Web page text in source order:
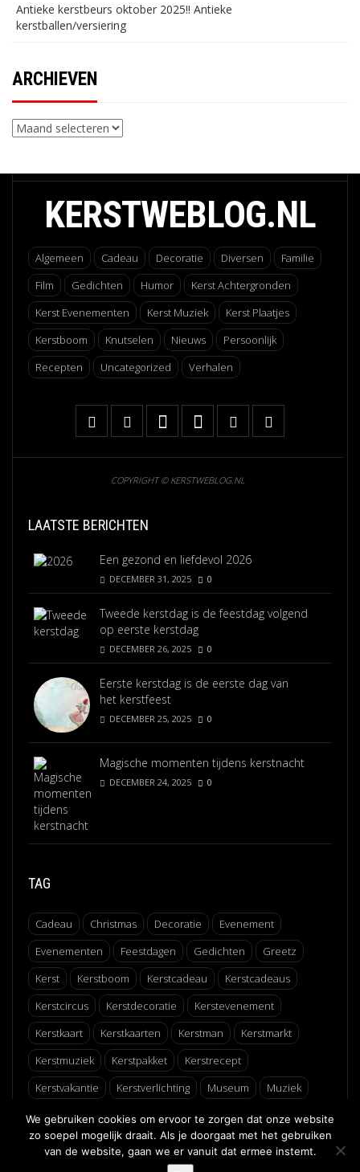
Antieke kerstbeurs oktober 2025!! Antieke
kerstballen/versiering
ARCHIEVEN
Archieven
KERSTWEBLOG.NL
Algemeen Cadeau Decoratie Diversen
Familie
Film
Gedichten Humor
Kerst Achtergronden
Kerst Evenementen
Kerst Muziek
Kerst Plaatjes
Kerstboom
Knutselen Nieuws
Persoonlijk
Recepten
Uncategorized Verhalen
COPYRIGHT © KERSTWEBLOG.NL
LAATSTE BERICHTEN
Een gezond en liefdevol 2026
DECEMBER 31, 2025 0
Tweede kerstdag is de feestdag volgend
op eerste kerstdag
DECEMBER 26, 2025 0
Eerste kerstdag is de eerste dag van
het kerstfeest
DECEMBER 25, 2025 0
Magische momenten tijdens kerstnacht
DECEMBER 24, 2025 0
TAG
Cadeau Christmas Decoratie
Evenement
Evenementen
Feestdagen Gedichten
Greetz
Kerst
Kerstboom Kerstcadeau
Kerstcadeaus
Kerstcircus
Kerstdecoratie
Kerstevenement
Kerstkaart
Kerstkaarten Kerstman
Kerstmarkt
Kerstmuziek
Kerstpakket
Kerstrecept
Kerstvakantie
Kerstverlichting Museum
Muziek
Recept
Schaatsen Winter Winterfair
We gebruiken cookies om ervoor te zorgen dat onze website
zo soepel mogelijk draait. Als je doorgaat met het gebruiken
van de website, gaan we er vanuit dat ermee instemt.